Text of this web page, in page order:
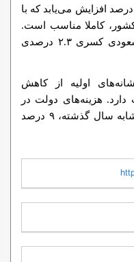
افزایش می‌یابد که با
کشور،‌ کاملا مناسب است.
پیش‌بینی خود دولت عربستان سعودی کسری ۲.۳ درصدی
اولیه‌ از کاهش
هزینه‌های دولت در
سه ماهه دوم، نسبت به مدت مشابه سال گذشته، ۹ درصد